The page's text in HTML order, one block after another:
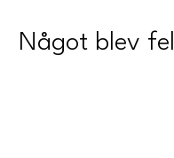
Något blev fel